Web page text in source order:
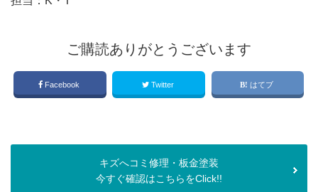
ご購読ありがとうございます
Facebook Twitter はてブ
キズへコミ修理・板金塗装
今すぐ確認はこちらをClick!!